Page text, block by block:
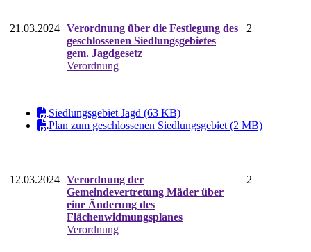
21.03.2024 Verordnung über die Festlegung des
geschlossenen Siedlungsgebietes
gem. Jagdgesetz
Verordnung
2
Siedlungsgebiet Jagd (63 KB)
Plan zum geschlossenen Siedlungsgebiet (2 MB)
12.03.2024 Verordnung der
Gemeindevertretung Mäder über
eine Änderung des
Flächenwidmungsplanes
Verordnung
2